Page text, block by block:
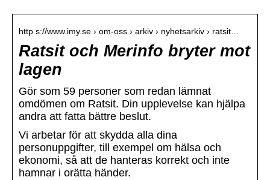
http s://www.imy.se › om-oss › arkiv › nyhetsarkiv › ratsit…
Ratsit och Merinfo bryter mot
lagen
Gör som 59 personer som redan lämnat
omdömen om Ratsit. Din upplevelse kan hjälpa
andra att fatta bättre beslut.
Vi arbetar för att skydda alla dina
personuppgifter, till exempel om hälsa och
ekonomi, så att de hanteras korrekt och inte
hamnar i orätta händer.